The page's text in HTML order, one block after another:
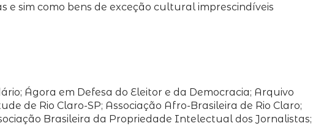
e sim como bens de exceção cultural imprescindíveis
Ágora em Defesa do Eleitor e da Democracia; Arquivo
de Rio Claro-SP; Associação Afro-Brasileira de Rio Claro;
Brasileira da Propriedade Intelectual dos Jornalistas;